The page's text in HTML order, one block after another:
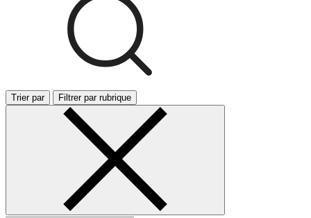
Trier par Filtrer par rubrique